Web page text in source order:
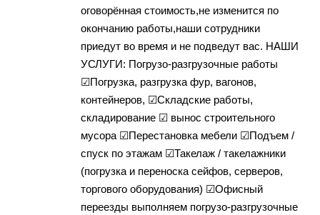
Гороскоп
Карты
оговорённая стоимость,не изменится по
окончанию работы,наши сотрудники
приедут во время и не подведут вас. НАШИ
УСЛУГИ: Погрузо-разгрузочные работы
☑Погрузка, разгрузка фур, вагонов,
контейнеров, ☑Складские работы,
складирование ☑ вынос строительного
мусора ☑Перестановка мебели ☑Подъем /
спуск по этажам ☑Такелаж / такелажники
(погрузка и переноска сейфов, серверов,
торгового оборудования) ☑Офисный
переезды выполняем погрузо-разгрузочные